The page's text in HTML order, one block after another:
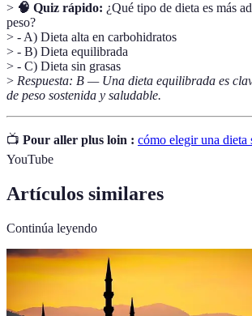
> 🧠 Quiz rápido: ¿Qué tipo de dieta es más
peso?
> - A) Dieta alta en carbohidratos
> - B) Dieta equilibrada
> - C) Dieta sin grasas
> Respuesta: B — Una dieta equilibrada es
de peso sostenida y saludable.
📺 Pour aller plus loin : cómo elegir una dieta
YouTube
Artículos similares
Continúa leyendo